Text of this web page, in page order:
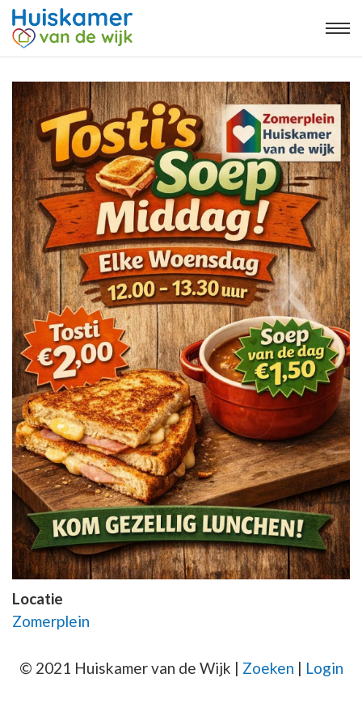
Locatie
Zomerplein
© 2021 Huiskamer van de Wijk | Zoeken | Login